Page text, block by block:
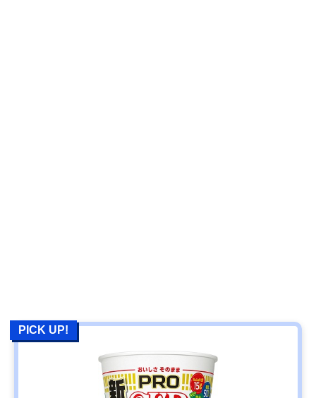
PICK UP!